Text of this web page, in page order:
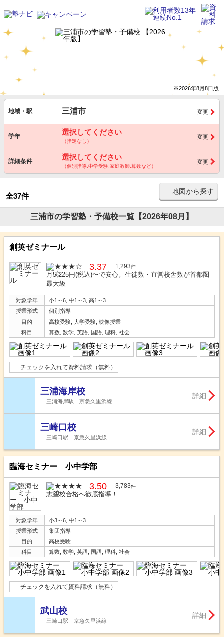
※2026年8月8日版
地域・駅 三浦市 変更
学年 選択してください
（指定なし）
変更
詳細条件 選択してください
（個別指導,中学受験,家庭教師,算数など）
変更
全37件
地図から探す
三浦市の学習塾・予備校一覧【2026年08月】
創英ゼミナール
3.37 1,293件
月5,225円(税込)〜で安心。生徒数・直営校舎数が首都圏
最大級
対象学年
小1～6, 中1～3, 高1～3
授業形式
個別指導
目的
高校受験, 大学受験, 映像授業
科目
算数, 数学, 英語, 国語, 理科, 社会
チェックを入れて資料請求（無料）
三浦海岸校
三浦海岸駅 京急久里浜線
詳細
三崎口校
三崎口駅 京急久里浜線
詳細
臨海セミナー 小中学部
3.50 3,783件
志望校合格へ徹底指導！
対象学年
小3～6, 中1～3
授業形式
集団指導
目的
高校受験
科目
算数, 数学, 英語, 国語, 理科, 社会
チェックを入れて資料請求（無料）
武山校
三崎口駅 京急久里浜線
詳細